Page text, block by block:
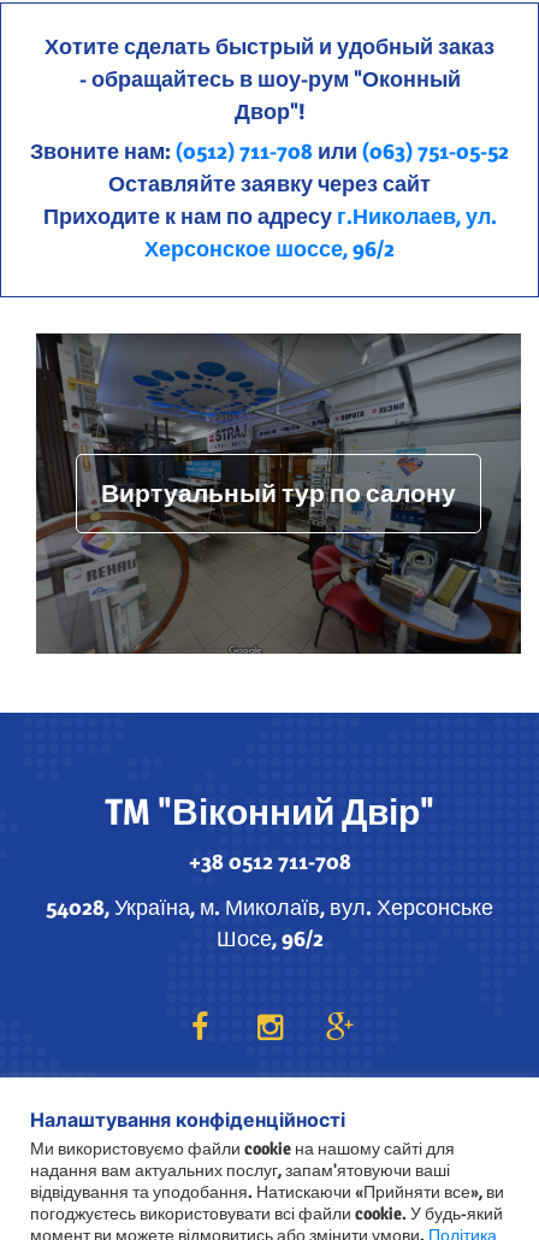
Хотите сделать быстрый и удобный заказ
- обращайтесь в шоу-рум "Оконный
Двор"!
Звоните нам: (0512) 711-708 или (063) 751-05-52
Оставляйте заявку через сайт
Приходите к нам по адресу г.Николаев, ул.
Херсонское шоссе, 96/2
Виртуальный тур по салону
TM "Віконний Двір"
+38 0512 711-708
54028, Україна, м. Миколаїв, вул. Херсонське
Шосе, 96/2
TM "Віконний Двір"© Всі права захищені -2023
Налаштування конфіденційності
Ми використовуємо файли cookie на нашому сайті для
надання вам актуальних послуг, запам'ятовуючи ваші
відвідування та уподобання. Натискаючи «Прийняти все», ви
погоджуєтесь використовувати всі файли cookie. У будь-який
момент ви можете відмовитись або змінити умови. Політика
PHP Code Snippets Powered By : XYZScripts.com